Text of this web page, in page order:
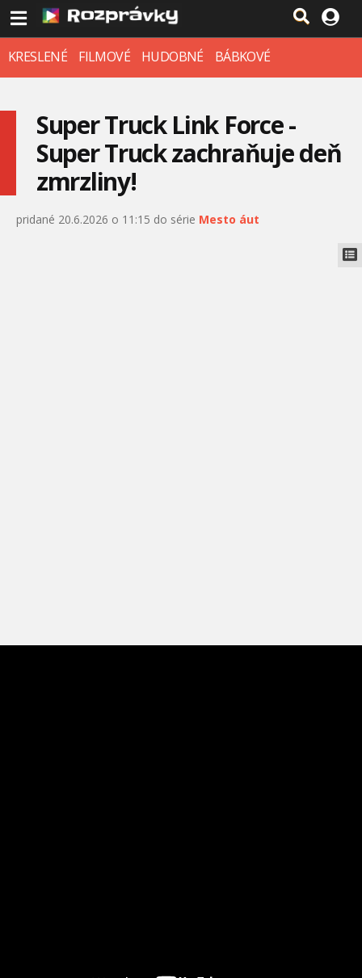
KRESLENÉ FILMOVÉ HUDOBNÉ BÁBKOVÉ
Super Truck Link Force -
Super Truck zachraňuje deň
zmrzliny!
pridané 20.6.2026 o 11:15 do série Mesto áut